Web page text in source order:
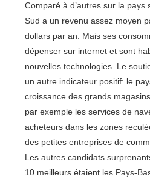
Comparé à d’autres sur la pays
Sud a un revenu assez moyen
dollars par an. Mais ses
dépenser sur internet et sont
nouvelles technologies. Le
un autre indicateur positif: le
croissance des grands
par exemple les services de
acheteurs dans les zones
des petites entreprises de
Les autres candidats
10 meilleurs étaient les Pays-